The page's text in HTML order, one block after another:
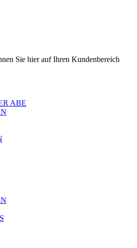
Sie hier auf Ihren Kundenbereich
ABE